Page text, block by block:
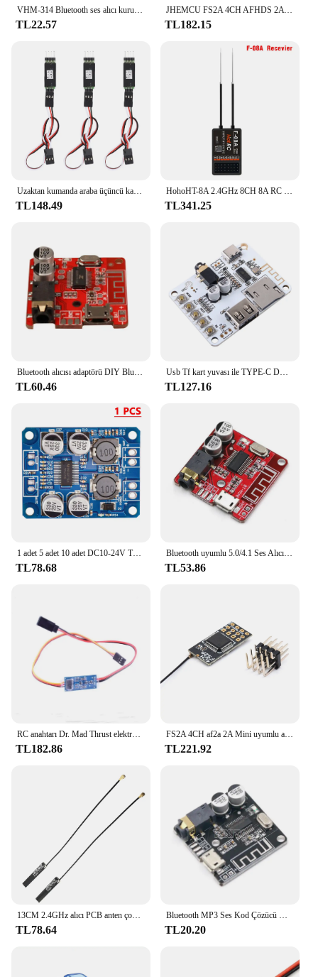
VHM-314 Bluetooth ses alıcı kurulu Bluetooth 5.0 MP3 kayıpsız dekoder kurulu kablosuz Stereo müzik modülü DIY elektronik kiti
TL22.57
JHEMCU FS2A 4CH AFHDS 2A Mini Uyumlu Alıcı PWM Çıkışı Flysky i6 i6X i6S/FS-i6 FS-i6X FS-i6S Verici
TL182.15
Uzaktan kumanda araba üçüncü kanal ışık alıcısı kordon anahtarı RC araba parçası aksesuar
TL148.49
HohoHT-8A 2.4GHz 8CH 8A RC verici PWM FHSS F-08A alıcı radyo sistemi ile uzaktan kumanda RC Drone için
TL341.25
TL60.46
Usb Tf kart yuvası ile TYPE-C DC 5V Bluetooth 5.0 ses alıcı kurulu çözme oynatma kablosuz Stereo müzik modülü
TL127.16
1 adet 5 adet 10 adet DC10-24V TPA3118D2 30W Mono dijital ses alma güç amplifikatörü dijital güç modülü ses amplifikatörü kurulu
TL78.68
Bluetooth uyumlu 5.0/4.1 Ses Alıcı Kartı USB 5V Güç Kablosuz Müzik Modülü 3.7-5V MP3 Kayıpsız Dekoder Kartı
TL53.86
TL182.86
FS2A 4CH af2a 2A Mini uyumlu alıcı PWM çıkışı için Flysky i6 i6X i6S verici uzaktan kumanda
TL221.92
TL78.64 TL20.20